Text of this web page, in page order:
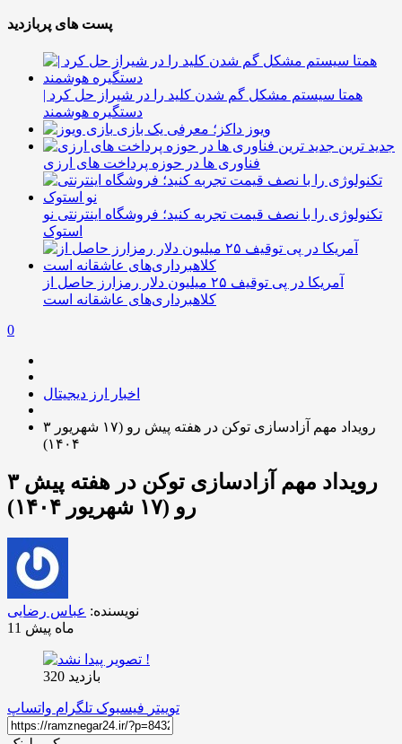
پست های پربازدید
همتا سیستم مشکل گم شدن کلید را در شیراز حل کرد |
دستگیره هوشمند
ویوز داکز؛ معرفی یک بازی
جدید ترین
فناوری ها در حوزه پرداخت های ارزی
تکنولوژی را با نصف قیمت تجربه کنید؛ فروشگاه اینترنتی نو
استوک
آمریکا در پی توقیف ۲۵ میلیون دلار رمزارز حاصل از
کلاهبرداری‌های عاشقانه است
0
اخبار ارز دیجیتال
۳ رویداد مهم آزادسازی توکن در هفته پیش رو (۱۷ شهریور
۱۴۰۴)
۳ رویداد مهم آزادسازی توکن در هفته پیش
رو (۱۷ شهریور ۱۴۰۴)
نویسنده: عباس رضایی
11 ماه پیش
بازدید 320
توییتر فیسبوک تلگرام واتساپ